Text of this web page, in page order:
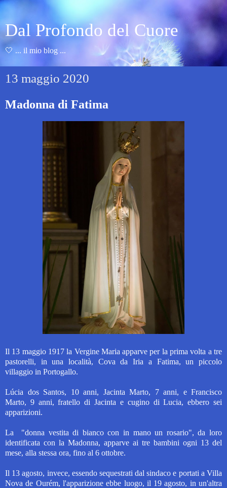
Dal Profondo del Cuore
🤍 ... il mio blog ...
13 maggio 2020
Madonna di Fatima
Il 13 maggio 1917 la Vergine Maria apparve per la prima volta a tre
pastorelli, in una località, Cova da Iria a Fatima, un piccolo
villaggio in Portogallo.
Lúcia dos Santos, 10 anni, Jacinta Marto, 7 anni, e Francisco
Marto, 9 anni, fratello di Jacinta e cugino di Lucia, ebbero sei
apparizioni.
La "donna vestita di bianco con in mano un rosario", da loro
identificata con la Madonna, apparve ai tre bambini ogni 13 del
mese, alla stessa ora, fino al 6 ottobre.
Il 13 agosto, invece, essendo sequestrati dal sindaco e portati a Villa
Nova de Ourém, l'apparizione ebbe luogo, il 19 agosto, in un'altra